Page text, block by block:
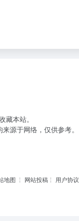
藏本站。
源于网络，仅供参考。
地图 ╎ 网站投稿 ╎ 用户协议